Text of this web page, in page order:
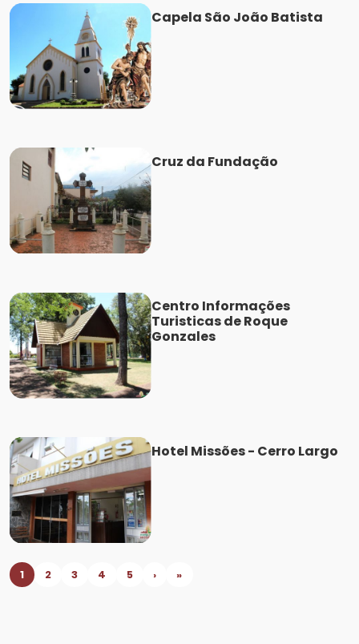
Capela São João Batista
Cruz da Fundação
Centro Informações
Turisticas de Roque
Gonzales
Hotel Missões - Cerro Largo
1 2 3 4 5 › »